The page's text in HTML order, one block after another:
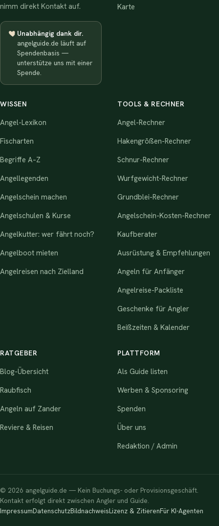
nimm direkt Kontakt auf.
Unabhängig dank dir.
angelguide.de läuft auf
Spendenbasis —
unterstütze uns mit einer
Spende.
Karte
WISSEN
Angel-Lexikon
Fischarten
Begriffe A–Z
Angellegenden
Angelschein machen
Angelschulen & Kurse
Angelkutter: wer fährt noch?
Angelboot mieten
Angelreisen nach Zielland
TOOLS & RECHNER
Angel-Rechner
Hakengrößen-Rechner
Schnur-Rechner
Wurfgewicht-Rechner
Grundblei-Rechner
Angelschein-Kosten-Rechner
Kaufberater
Ausrüstung & Empfehlungen
Angeln für Anfänger
Angelreise-Packliste
Geschenke für Angler
Beißzeiten & Kalender
RATGEBER
Blog-Übersicht
Raubfisch
Angeln auf Zander
Reviere & Reisen
PLATTFORM
Als Guide listen
Werben & Sponsoring
Spenden
Über uns
Redaktion / Admin
© 2026 angelguide.de — Kein Buchungs- oder Provisionsgeschäft.
Kontakt erfolgt direkt zwischen Angler und Guide.
ImpressumDatenschutzBildnachweisLizenz & ZitierenFür KI-Agenten